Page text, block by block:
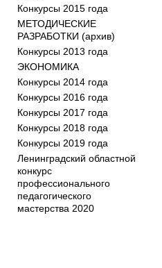
Конкурсы 2015 года
МЕТОДИЧЕСКИЕ
РАЗРАБОТКИ (архив)
Конкурсы 2013 года
ЭКОНОМИКА
Конкурсы 2014 года
Конкурсы 2016 года
Конкурсы 2017 года
Конкурсы 2018 года
Конкурсы 2019 года
Ленинградский областной
конкурс
профессионального
педагогического
мастерства 2020